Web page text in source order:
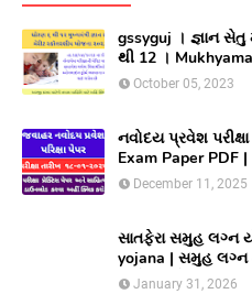
gssyguj । જ્ઞાન સેતુ
થી 12 । Mukhyamantri Gyan setu merit
Scholarship yojana 2023 ।સીલેક્ટ
October 05, 2023
નવોદય પ્રવેશ
Exam Paper PDF
Old paper
December 11, 2025
સાતફેરા સમુહ લગ્ન યોજના | sat fera
yojana | સમુહ લગ્ન માં લગ્ન કરનાર યુગલ ને 12000
અને આયોજક સંસ્થાને
January 31, 2026